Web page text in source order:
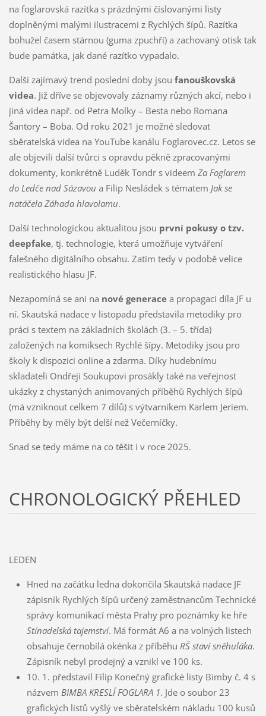
na foglarovská razítka s prázdnými číslovanými listy
doplněnými malými ilustracemi z Rychlých šípů. Razítka
bohužel časem stárnou (guma zpuchří) a zachovaný otisk tak
bude památka, jak dané razítko vypadalo.
Další zajímavý trend poslední doby jsou fanouškovská
videa. Již dříve se objevovaly záznamy různých akcí, nebo i
jiná videa např. od Petra Molky – Besta nebo Romana
Šantory – Boba. Od roku 2021 je možné sledovat
sběratelská videa na YouTube kanálu Foglarovec.cz. Letos se
ale objevili další tvůrci s opravdu pěkně zpracovanými
dokumenty, konkrétně Luděk Tondr s videem Za Foglarem
do Ledče nad Sázavou a Filip Nesládek s tématem Jak se
natáčela Záhada hlavolamu.
Další technologickou aktualitou jsou první pokusy o tzv.
deepfake, tj. technologie, která umožňuje vytváření
falešného digitálního obsahu. Zatím tedy v podobě velice
realistického hlasu JF.
Nezapomíná se ani na nové generacea propagaci díla JF u
ní. Skautská nadace v listopadu představila metodiky pro
práci s textem na základních školách (3. – 5. třída)
založených na komiksech Rychlé šípy. Metodiky jsou pro
školy k dispozici online a zdarma. Díky hudebnímu
skladateli Ondřeji Soukupovi prosákly také na veřejnost
ukázky z chystaných animovaných příběhů Rychlých šípů
(má vzniknout celkem 7 dílů) s výtvarníkem Karlem Jeriem.
Příběhy by měly být delší než Večerníčky.
Snad se tedy máme na co těšit i v roce 2025.
CHRONOLOGICKÝ PŘEHLED
LEDEN
Hned na začátku ledna dokončila Skautská nadace JF
zápisník Rychlých šípů určený zaměstnancům Technické
správy komunikací města Prahy pro poznámky ke hře
Stínadelská tajemství. Má formát A6 a na volných listech
obsahuje černobílá okénka z příběhu RŠ staví sněhuláka.
Zápisník nebyl prodejný a vznikl ve 100 ks.
10. 1. představil Filip Konečný grafické listy Bimby č. 4 s
názvem BIMBA KRESLÍ FOGLARA 1. Jde o soubor 23
grafických listů vyšlý ve sběratelském nákladu 100 kusů